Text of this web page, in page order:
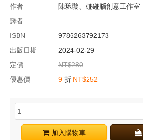
作者
陳琬璇、碰碰腦創意工作室
譯者
ISBN
9786263792173
出版日期
2024-02-29
定價
NT$280
優惠價
9 折 NT$252
加入購物車